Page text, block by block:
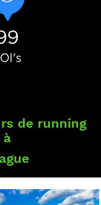
de running
à